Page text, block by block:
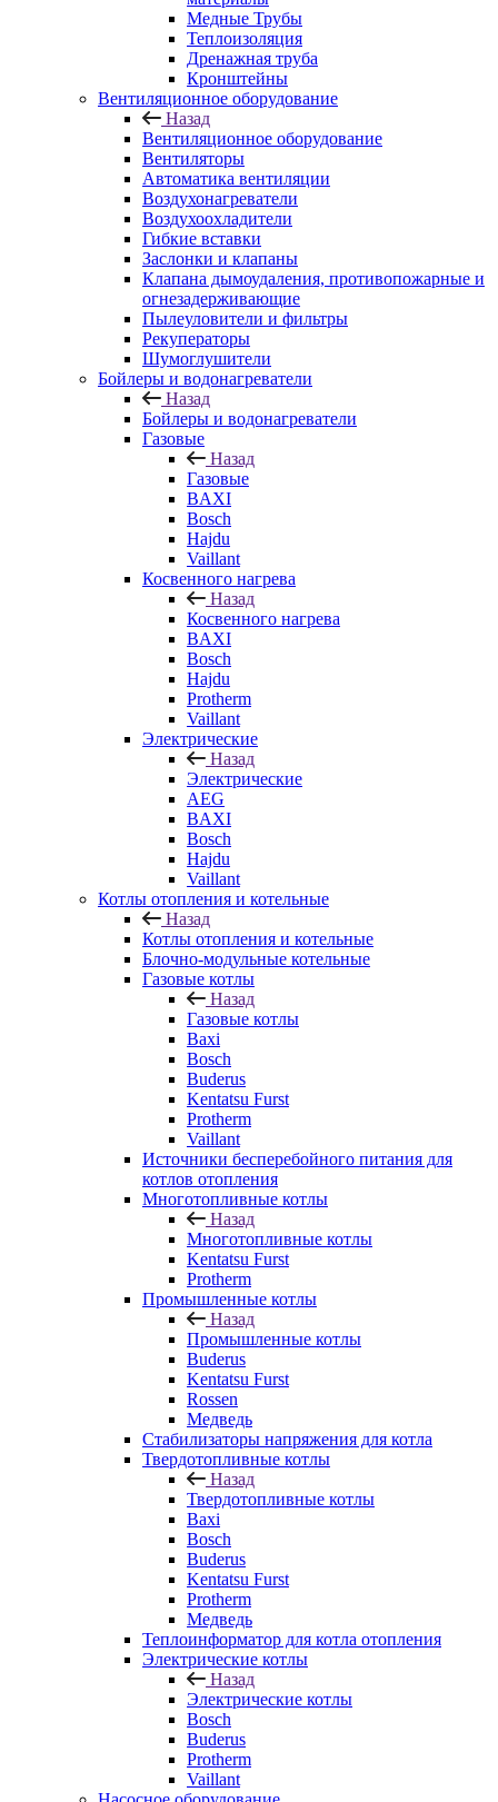
Медные Трубы
Теплоизоляция
Дренажная труба
Кронштейны
Вентиляционное оборудование
Назад
Вентиляционное оборудование
Вентиляторы
Автоматика вентиляции
Воздухонагреватели
Воздухоохладители
Гибкие вставки
Заслонки и клапаны
Клапана дымоудаления, противопожарные и
огнезадерживающие
Пылеуловители и фильтры
Рекуператоры
Шумоглушители
Бойлеры и водонагреватели
Назад
Бойлеры и водонагреватели
Газовые
Назад
Газовые
BAXI
Bosch
Hajdu
Vaillant
Косвенного нагрева
Назад
Косвенного нагрева
BAXI
Bosch
Hajdu
Protherm
Vaillant
Электрические
Назад
Электрические
AEG
BAXI
Bosch
Hajdu
Vaillant
Котлы отопления и котельные
Назад
Котлы отопления и котельные
Блочно-модульные котельные
Газовые котлы
Назад
Газовые котлы
Baxi
Bosch
Buderus
Kentatsu Furst
Protherm
Vaillant
Источники бесперебойного питания для
котлов отопления
Многотопливные котлы
Назад
Многотопливные котлы
Kentatsu Furst
Protherm
Промышленные котлы
Назад
Промышленные котлы
Buderus
Kentatsu Furst
Rossen
Медведь
Стабилизаторы напряжения для котла
Твердотопливные котлы
Назад
Твердотопливные котлы
Baxi
Bosch
Buderus
Kentatsu Furst
Protherm
Медведь
Теплоинформатор для котла отопления
Электрические котлы
Назад
Электрические котлы
Bosch
Buderus
Protherm
Vaillant